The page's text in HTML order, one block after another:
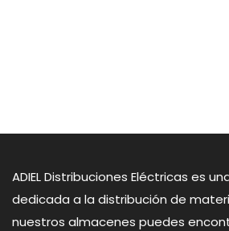
ADIEL Distribuciones Eléctricas es
dedicada a la distribución de
nuestros almacenes puedes